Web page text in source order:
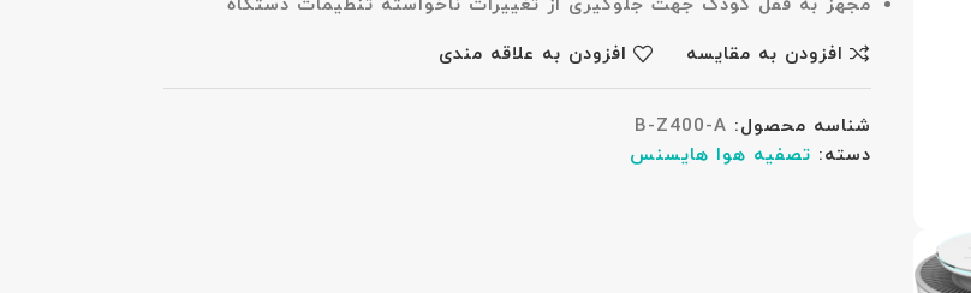
مجهز به قفل کودک جهت جلوگیری از تغییرات ناخواسته تنظیمات دستگاه
افزودن به مقایسه
افزودن به علاقه مندی
شناسه محصول: B-Z400-A
دسته: تصفیه هوا هایسنس